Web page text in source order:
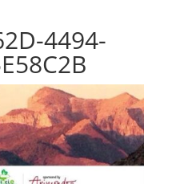
4494-